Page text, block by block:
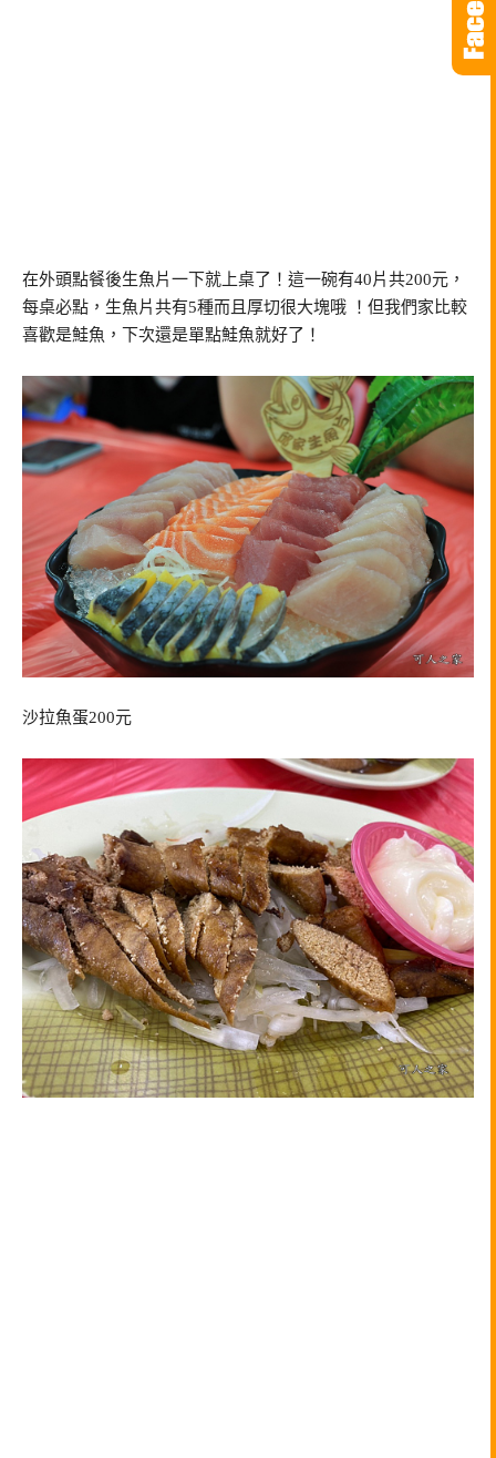
在外頭點餐後生魚片一下就上桌了！這一碗有40片共200元，
每桌必點，生魚片共有5種而且厚切很大塊哦 ！但我們家比較
喜歡是鮭魚，下次還是單點鮭魚就好了！
沙拉魚蛋200元